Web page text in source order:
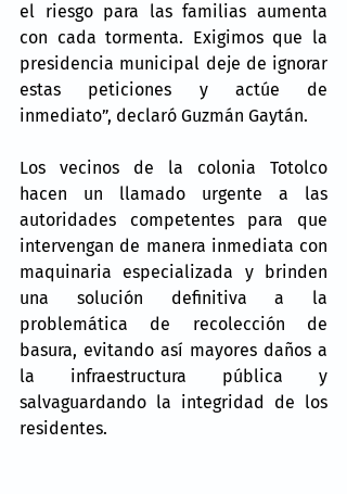
el riesgo para las familias aumenta
con cada tormenta. Exigimos que la
presidencia municipal deje de ignorar
estas peticiones y actúe de
inmediato”, declaró Guzmán Gaytán.
Los vecinos de la colonia Totolco
hacen un llamado urgente a las
autoridades competentes para que
intervengan de manera inmediata con
maquinaria especializada y brinden
una solución definitiva a la
problemática de recolección de
basura, evitando así mayores daños a
la infraestructura pública y
salvaguardando la integridad de los
residentes.